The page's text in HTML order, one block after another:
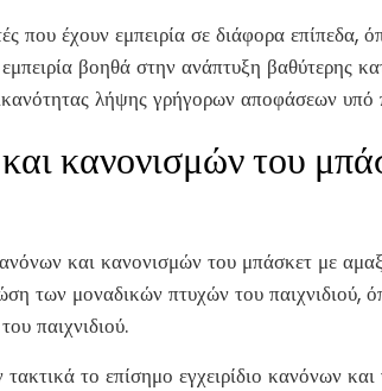
που έχουν εμπειρία σε διάφορα επίπεδα,
βοηθά στην ανάπτυξη βαθύτερης
λήψης γρήγορων αποφάσεων υπό
κανονισμών του
και κανονισμών του μπάσκετ με
των μοναδικών πτυχών του παιχνιδιού,
παιχνιδιού.
το επίσημο εγχειρίδιο κανόνων